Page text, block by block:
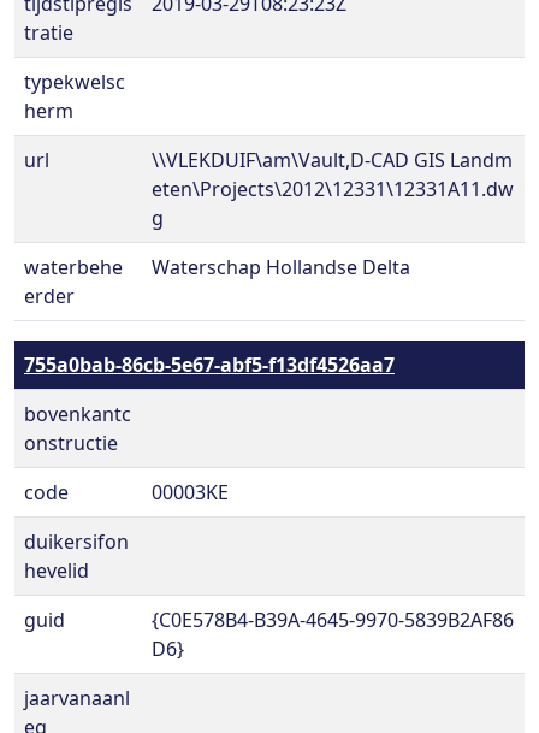
tratie
typekwelsc
herm
url
\\VLEKDUIF\am\Vault,D-CAD GIS Landm
eten\Projects\2012\12331\12331A11.dw
g
waterbehe
erder
Waterschap Hollandse Delta
755a0bab-86cb-5e67-abf5-f13df4526aa7
bovenkantc
onstructie
code
00003KE
duikersifon
hevelid
guid
{C0E578B4-B39A-4645-9970-5839B2AF86
D6}
jaarvanaanl
eg